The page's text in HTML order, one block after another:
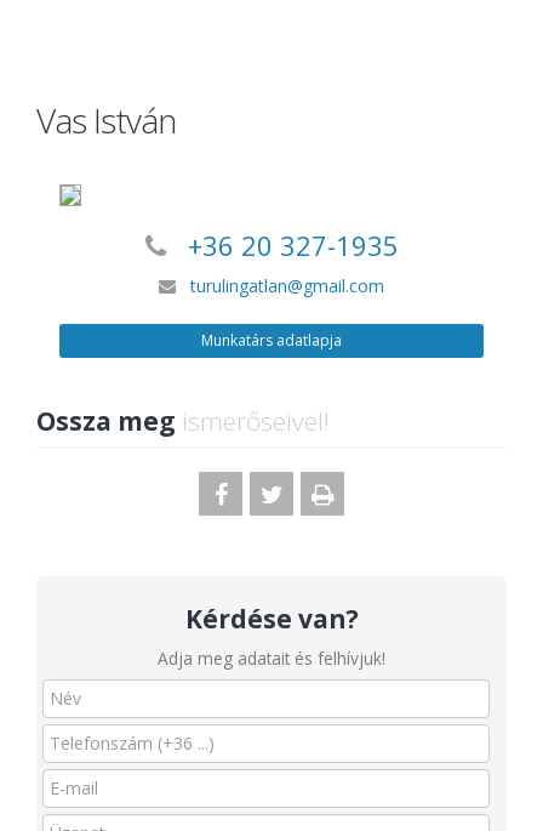
Vas István
+36 20 327-1935
turulingatlan@gmail.com
Munkatárs adatlapja
Ossza meg ismerőseivel!
Kérdése van?
Adja meg adatait és felhívjuk!